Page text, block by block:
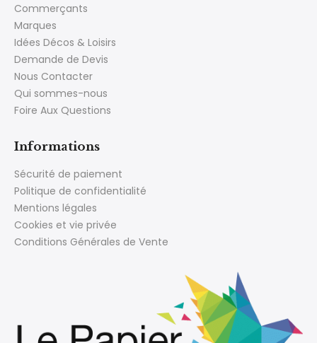
Commerçants
Marques
Idées Décos & Loisirs
Demande de Devis
Nous Contacter
Qui sommes-nous
Foire Aux Questions
Informations
Sécurité de paiement
Politique de confidentialité
Mentions légales
Cookies et vie privée
Conditions Générales de Vente